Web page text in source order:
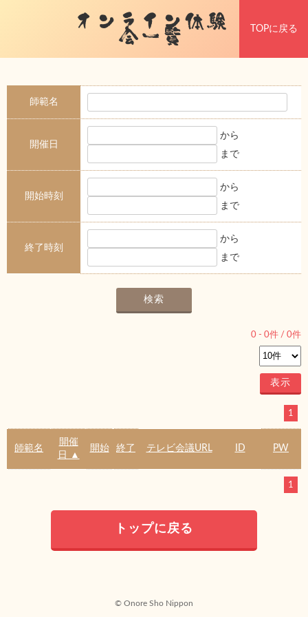
オンライン体験
会一覧 TOPに戻る
師範名
開催日
から
まで
開始時刻
から
まで
終了時刻
から
まで
0 - 0件 / 0件
1
師範名
開催
日 ▲
開始 終了 テレビ会議URL ID PW
1
トップに戻る
© Onore Sho Nippon